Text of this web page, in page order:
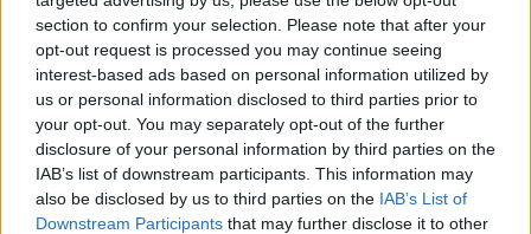
section to confirm your selection. Please note that after your
opt-out request is processed you may continue seeing
interest-based ads based on personal information utilized by
us or personal information disclosed to third parties prior to
your opt-out. You may separately opt-out of the further
disclosure of your personal information by third parties on the
IAB’s list of downstream participants. This information may
also be disclosed by us to third parties on the IAB’s List of
Downstream Participants that may further disclose it to other